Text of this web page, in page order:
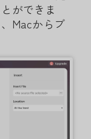
ができま
Macからブ